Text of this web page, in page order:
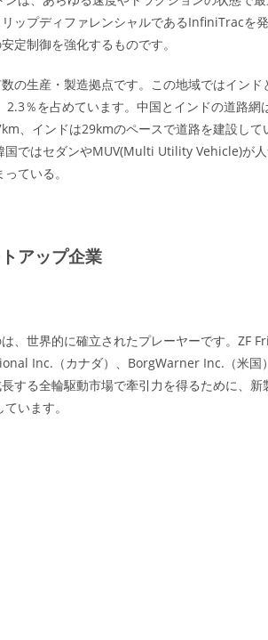
ップディファレンシャルであるInfiniTracを
定制御を強化するものです。
の生産・製造拠点です。この地域ではイン
％を占めています。中国とインドの道路
、インドは29kmのペースで道路を建設し
ではセダンやMUV(Multi Utility Vehicle)が人
ている。
アップ企業
、世界的に確立されたプレーヤーです。
Inc.（カナダ）、BorgWarner Inc.（米国
する全輪駆動市場で牽引力を得るために、新
います。